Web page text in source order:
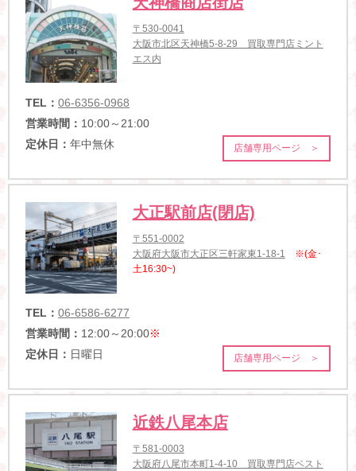
〒530-0041
大阪市北区天神橋5-8-29 買取専門店ミント
エス内
TEL： 06-6356-0968
営業時間： 10:00～21:00
定休日： 年中無休 店舗専用ページ ＞
大正駅前店(閉店)
〒551-0002
大阪府大阪市大正区三軒家東1-18-1
※(金･
土16:30~)
TEL： 06-6586-6277
営業時間： 12:00～20:00※
定休日： 日曜日 店舗専用ページ ＞
近鉄八尾本店
〒581-0003
大阪府八尾市本町1-4-10 買取専門店ベスト